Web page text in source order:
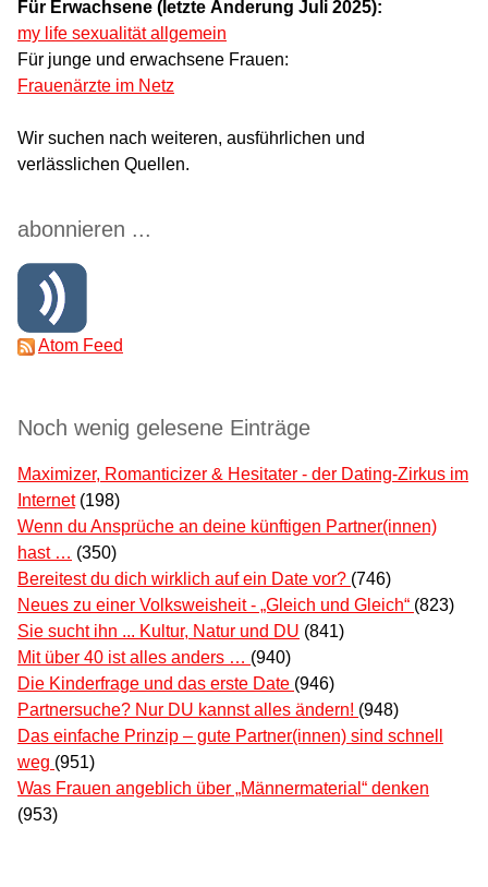
Für Erwachsene (letzte Änderung Juli 2025):
my life sexualität allgemein
Für junge und erwachsene Frauen:
Frauenärzte im Netz
Wir suchen nach weiteren, ausführlichen und
verlässlichen Quellen.
abonnieren ...
Atom Feed
Noch wenig gelesene Einträge
Maximizer, Romanticizer & Hesitater - der Dating-Zirkus im
Internet (198)
Wenn du Ansprüche an deine künftigen Partner(innen)
hast … (350)
Bereitest du dich wirklich auf ein Date vor? (746)
Neues zu einer Volksweisheit - „Gleich und Gleich“ (823)
Sie sucht ihn ... Kultur, Natur und DU (841)
Mit über 40 ist alles anders … (940)
Die Kinderfrage und das erste Date (946)
Partnersuche? Nur DU kannst alles ändern! (948)
Das einfache Prinzip – gute Partner(innen) sind schnell
weg (951)
Was Frauen angeblich über „Männermaterial“ denken
(953)